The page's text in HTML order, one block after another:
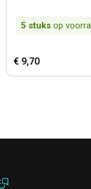
5 stuks op
€ 9,70